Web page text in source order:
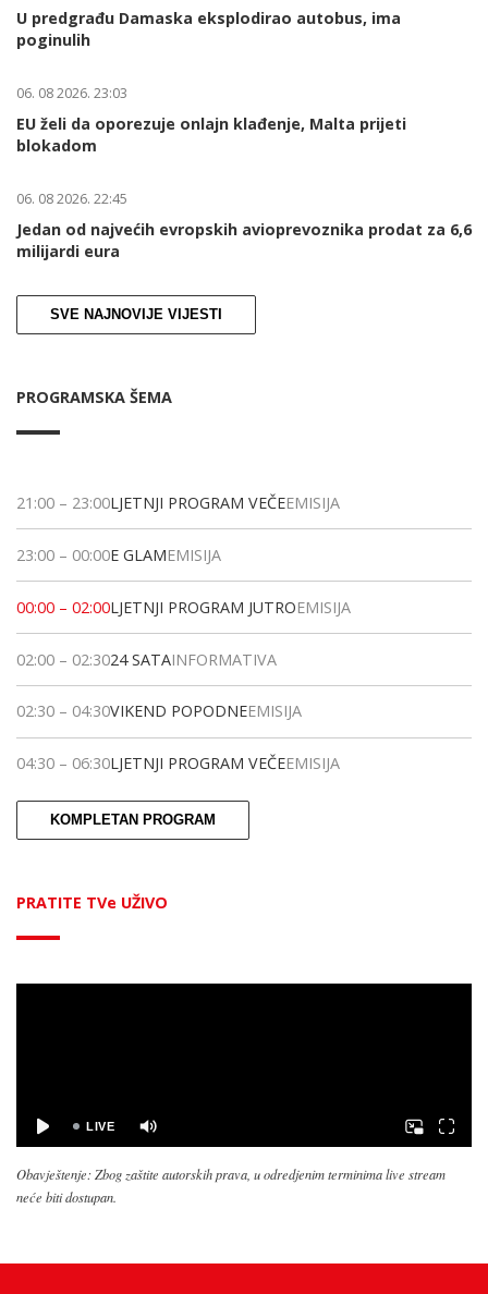
U predgrađu Damaska eksplodirao autobus, ima
poginulih
06. 08 2026. 23:03
EU želi da oporezuje onlajn klađenje, Malta prijeti
blokadom
06. 08 2026. 22:45
Jedan od najvećih evropskih avioprevoznika prodat za 6,6
milijardi eura
SVE NAJNOVIJE VIJESTI
PROGRAMSKA ŠEMA
21:00 – 23:00LJETNJI PROGRAM VEČEEMISIJA
23:00 – 00:00E GLAMEMISIJA
00:00 – 02:00LJETNJI PROGRAM JUTROEMISIJA
02:00 – 02:3024 SATAINFORMATIVA
02:30 – 04:30VIKEND POPODNEEMISIJA
04:30 – 06:30LJETNJI PROGRAM VEČEEMISIJA
KOMPLETAN PROGRAM
PRATITE TVe UŽIVO
Obavještenje: Zbog zaštite autorskih prava, u odredjenim terminima live stream
neće biti dostupan.